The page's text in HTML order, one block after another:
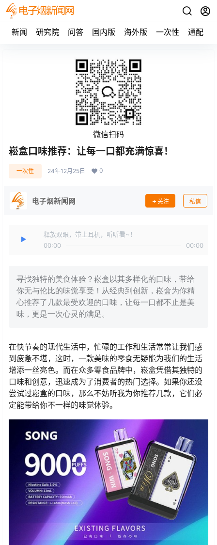
新闻 研究院 问答 国内版 海外版 一次性 通配
微信扫码
崧盒口味推荐：让每一口都充满惊喜！
一次性 24年12月25日 0
电子烟新闻网 关注 私信
释放双眼，带上耳机，听听看~！
00:00
00:00
寻找独特的美食体验？崧盒以其多样化的口味，带给
你无与伦比的味觉享受！从经典到创新，崧盒为你精
心推荐了几款最受欢迎的口味，让每一口都不止是美
味，更是一次心灵的满足。
在快节奏的现代生活中，忙碌的工作和生活常常让我们感
到疲惫不堪，这时，一款美味的零食无疑能为我们的生活
增添一丝亮色。而在众多零食品牌中，崧盒凭借其独特的
口味和创意，迅速成为了消费者的热门选择。如果你还没
尝试过崧盒的口味，那么不妨听我为你推荐几款，它们必
定能带给你不一样的味觉体验。